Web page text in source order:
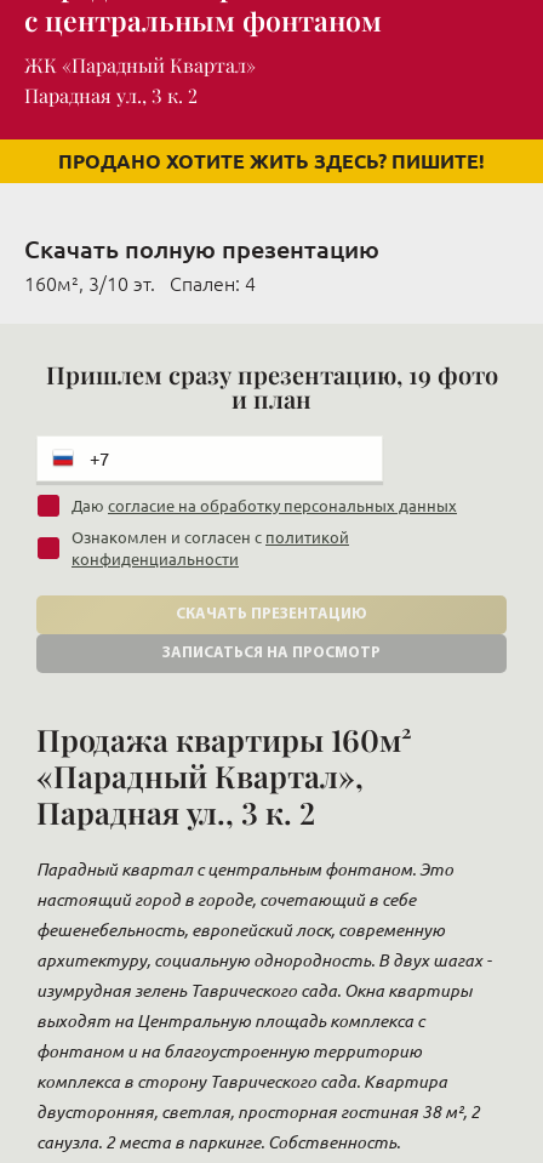
с центральным фонтаном
ЖК «Парадный Квартал»
Парадная ул., 3 к. 2
ПРОДАНО ХОТИТЕ ЖИТЬ ЗДЕСЬ? ПИШИТЕ!
Скачать полную презентацию
160м², 3/10 эт. Cпален: 4
Пришлем сразу презентацию, 19 фото
и план
Даю согласие на обработку персональных данных
Ознакомлен и согласен с политикой
конфиденциальности
СКАЧАТЬ ПРЕЗЕНТАЦИЮ
ЗАПИСАТЬСЯ НА ПРОСМОТР
Продажа квартиры 160м²
«Парадный Квартал»,
Парадная ул., 3 к. 2
Парадный квартал с центральным фонтаном. Это
настоящий город в городе, сочетающий в себе
фешенебельность, европейский лоск, современную
архитектуру, социальную однородность. В двух шагах -
изумрудная зелень Таврического сада. Окна квартиры
выходят на Центральную площадь комплекса с
фонтаном и на благоустроенную территорию
комплекса в сторону Таврического сада. Квартира
двусторонняя, светлая, просторная гостиная 38 м², 2
санузла. 2 места в паркинге. Собственность.